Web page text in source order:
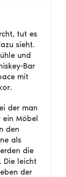
tut es
sieht.
und
Bar
mit
der man
ein Möbel
den
als
die
Die leicht
der